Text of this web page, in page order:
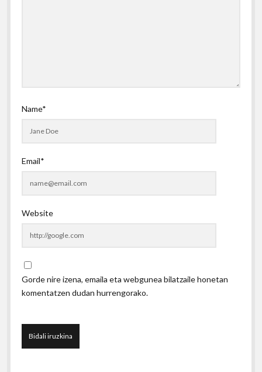
Name*
Email*
Website
Gorde nire izena, emaila eta webgunea bilatzaile honetan
komentatzen dudan hurrengorako.